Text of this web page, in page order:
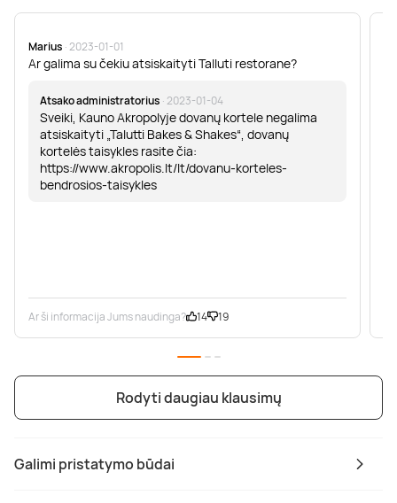
Galimi pristatymo būdai
Marius · 2023-01-01
Ar galima su čekiu atsiskaityti Talluti restorane?
Atsako administratorius · 2023-01-04
Sveiki, Kauno Akropolyje dovanų kortele negalima
atsiskaityti „Talutti Bakes & Shakes“, dovanų
kortelės taisykles rasite čia:
https://www.akropolis.lt/lt/dovanu-korteles-
bendrosios-taisykles
Ar ši informacija Jums naudinga? 14 19
Rodyti daugiau klausimų